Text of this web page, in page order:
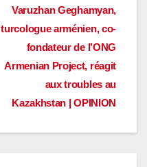
Varuzhan Geghamyan,
turcologue arménien, co-
fondateur de l’ONG
Armenian Project, réagit
aux troubles au
Kazakhstan | OPINION